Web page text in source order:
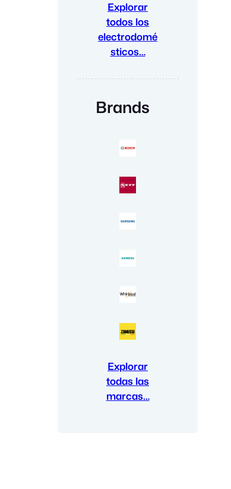
Explorar
todos los
electrodomé
sticos…
Brands
Explorar
todas las
marcas…